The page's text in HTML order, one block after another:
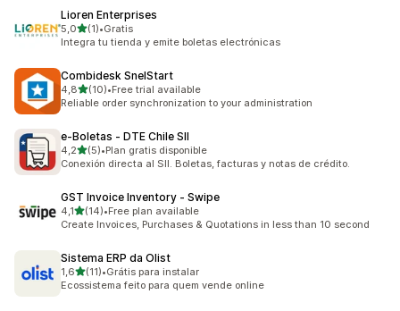
Lioren Enterprises
5,05 yıldız üzerinden
(1)
toplam 1 değerlendirme
•Gratis
Integra tu tienda y emite boletas electrónicas
Combidesk SnelStart
4,85 yıldız üzerinden
(10)
toplam 10 değerlendirme
•Free trial available
Reliable order synchronization to your administration
e‑Boletas ‑ DTE Chile SII
4,25 yıldız üzerinden
(5)
toplam 5 değerlendirme
•Plan gratis disponible
Conexión directa al SII. Boletas, facturas y notas de crédito.
GST Invoice Inventory ‑ Swipe
4,15 yıldız üzerinden
(14)
toplam 14 değerlendirme
•Free plan available
Create Invoices, Purchases & Quotations in less than 10 second
Sistema ERP da Olist
1,65 yıldız üzerinden
(11)
toplam 11 değerlendirme
•Grátis para instalar
Ecossistema feito para quem vende online